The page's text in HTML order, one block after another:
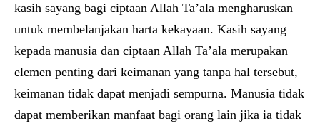
kasih sayang bagi ciptaan Allah Ta’ala mengharuskan
untuk membelanjakan harta kekayaan. Kasih sayang
kepada manusia dan ciptaan Allah Ta’ala merupakan
elemen penting dari keimanan yang tanpa hal tersebut,
keimanan tidak dapat menjadi sempurna. Manusia tidak
dapat memberikan manfaat bagi orang lain jika ia tidak